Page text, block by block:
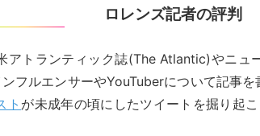
ロレンズ記者の評判
アトランティック誌(The Atlantic)やニュ
フルエンサーやYouTuberについて記事
ト が未成年の頃にしたツイートを掘り起